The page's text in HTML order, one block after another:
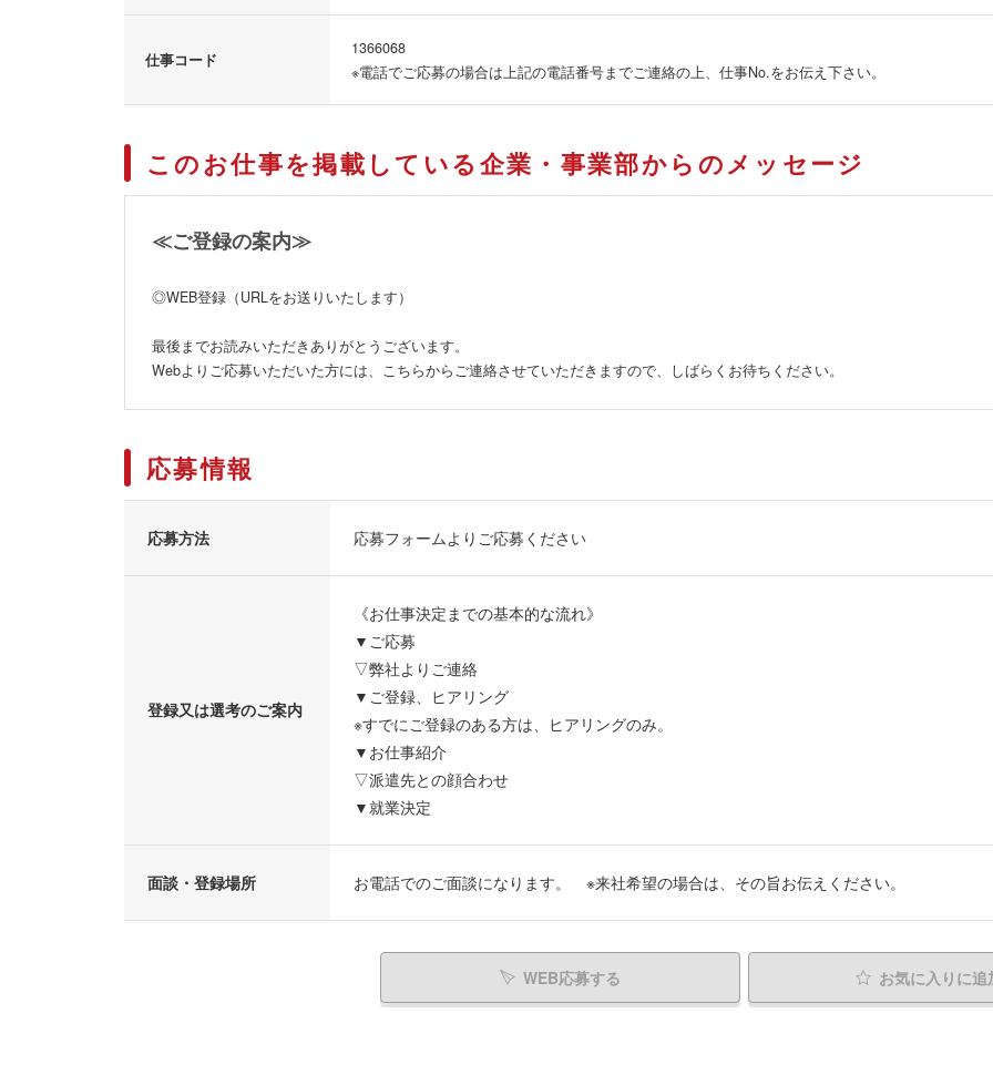
仕事コード
1366068
※電話でご応募の場合は上記の電話番号までご連絡の上、仕事No.をお伝え下さい。
このお仕事を掲載している企業・事業部からのメッセージ
≪ご登録の案内≫
◎WEB登録（URLをお送りいたします）
最後までお読みいただきありがとうございます。
Webよりご応募いただいた方には、こちらからご連絡させていただきますので、しばらくお待ちください。
応募情報
応募方法 応募フォームよりご応募ください
登録又は選考のご案内
《お仕事決定までの基本的な流れ》
▼ご応募
▽弊社よりご連絡
▼ご登録、ヒアリング
※すでにご登録のある方は、ヒアリングのみ。
▼お仕事紹介
▽派遣先との顔合わせ
▼就業決定
面談・登録場所 お電話でのご面談になります。 ※来社希望の場合は、その旨お伝えください。
WEB応募する お気に入り に追